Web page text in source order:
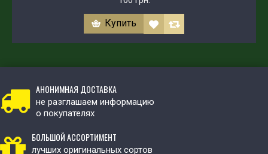
Купить
АНОНИМНАЯ ДОСТАВКА
не разглашаем информацию
о покупателях
БОЛЬШОЙ АССОРТИМЕНТ
лучших оригинальных сортов